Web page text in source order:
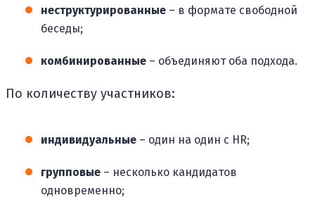
неструктурированные – в формате свободной
беседы;
комбинированные – объединяют оба подхода.
По количеству участников:
индивидуальные – один на один с HR;
групповые – несколько кандидатов
одновременно;